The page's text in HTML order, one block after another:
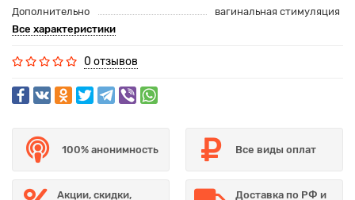
Дополнительно
вагинальная стимуляция
Все характеристики
0 отзывов
100% анонимность Все виды оплат
Акции, скидки,
Доставка по РФ и